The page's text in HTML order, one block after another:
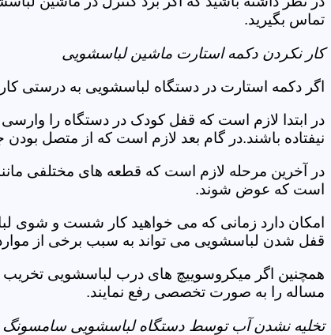
تماس بگیرید.
کار نکردن دکمه استارت ماشین لباسشویی
اگر دکمه استارت در دستگاه لباسشویی به درستی
در ابتدا لازم است که قفل کودک در دستگاه را
نیفتاده باشند.در گام بعد لازم است که از متصل
در آخرین مرحله لازم است که قطعه های مختلفی
است که عوض شوند.
امکان دارد زمانی که می خواهید کار شست و شوی
قفل شدن لباسشویی می تواند به سبب برخی از
همچنین اگر میکروسوییچ های درب لباسشویی تخریب
مساله را به صورت تخصصی رفع نمایند.
تخلیه نشدن آب توسط دستگاه لباسشویی سامسونگ